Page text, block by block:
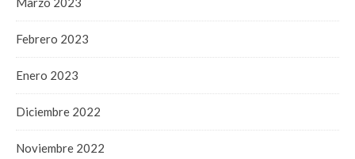
Febrero 2023
Enero 2023
Diciembre 2022
Noviembre 2022